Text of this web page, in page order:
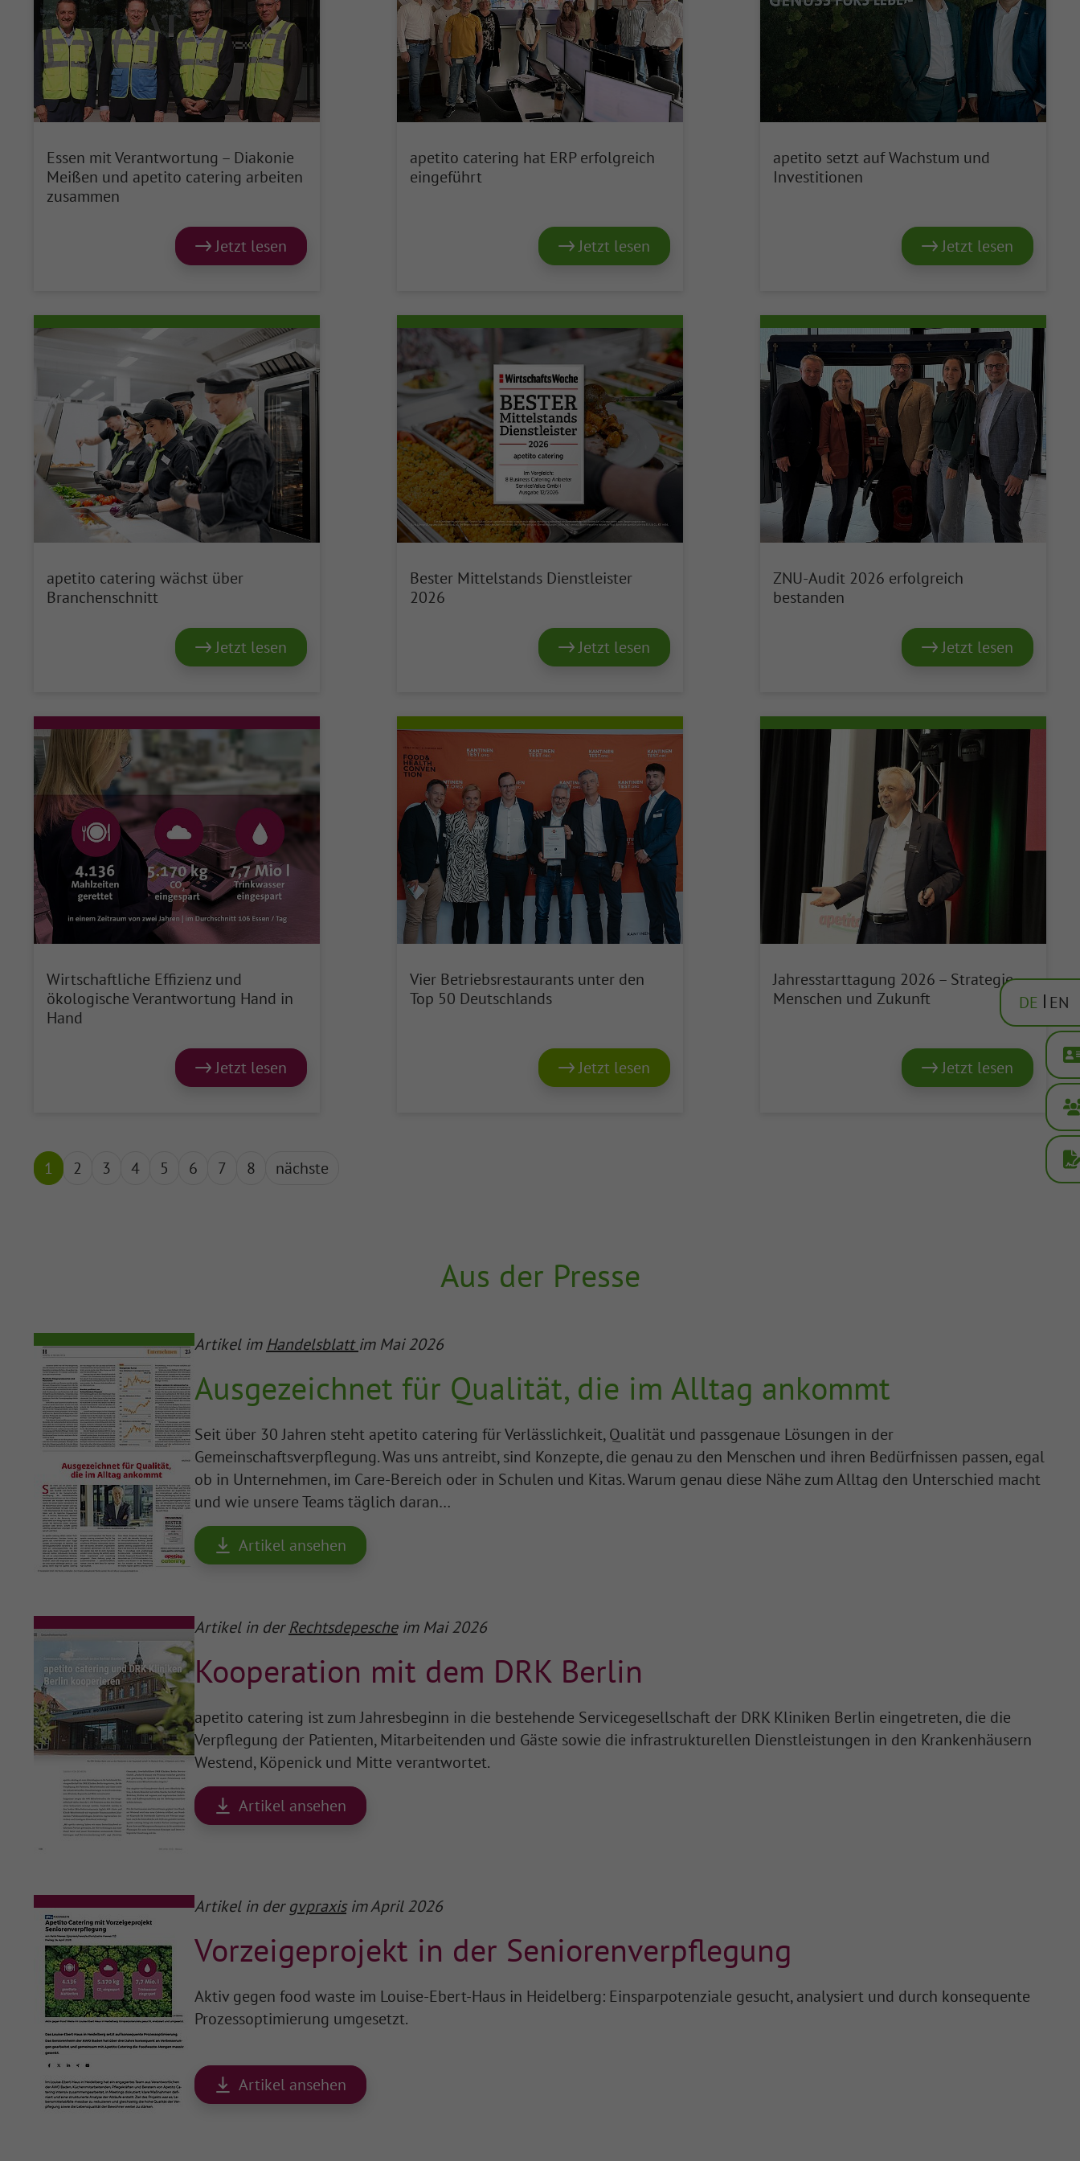
Essen mit Verantwortung – Diakonie
Meißen und apetito catering arbeiten
zusammen
Jetzt lesen
apetito catering hat ERP erfolgreich
eingeführt
Jetzt lesen
apetito setzt auf Wachstum und
Investitionen
Jetzt lesen
apetito catering wächst über
Branchenschnitt
Jetzt lesen
Bester Mittelstands Dienstleister
2026
Jetzt lesen
ZNU-Audit 2026 erfolgreich
bestanden
Jetzt lesen
Wirtschaftliche Effizienz und
ökologische Verantwortung Hand in
Hand
Jetzt lesen
Vier Betriebsrestaurants unter den
Top 50 Deutschlands
Jetzt lesen
Jahresstarttagung 2026 – Strategie,
Menschen und Zukunft
Jetzt lesen
1 2 3 4 5 6 7 8 nächste
Aus der Presse
Artikel im Handelsblattim Mai 2026
Ausgezeichnet für Qualität, die im Alltag ankommt
Seit über 30 Jahren steht apetito catering für Verlässlichkeit, Qualität und passgenaue Lösungen in der
Gemeinschaftsverpflegung. Was uns antreibt, sind Konzepte, die genau zu den Menschen und ihren Bedürfnissen passen, egal
ob in Unternehmen, im Care-Bereich oder in Schulen und Kitas. Warum genau diese Nähe zum Alltag den Unterschied macht
und wie unsere Teams täglich daran…
Artikel ansehen
Artikel in derRechtsdepescheim Mai 2026
Kooperation mit dem DRK Berlin
apetito catering ist zum Jahresbeginn in die bestehende Servicegesellschaft der DRK Kliniken Berlin eingetreten, die die
Verpflegung der Patienten, Mitarbeitenden und Gäste sowie die infrastrukturellen Dienstleistungen in den Krankenhäusern
Westend, Köpenick und Mitte verantwortet.
Artikel ansehen
Artikel in dergvpraxisim April 2026
Vorzeigeprojekt in der Seniorenverpflegung
Aktiv gegen food waste im Louise-Ebert-Haus in Heidelberg: Einsparpotenziale gesucht, analysiert und durch konsequente
Prozessoptimierung umgesetzt.
Artikel ansehen
DE EN